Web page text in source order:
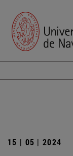
15 | 05 | 2024